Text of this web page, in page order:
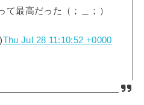
て最高だった（；＿；）
Thu Jul 28 11:10:52 +0000